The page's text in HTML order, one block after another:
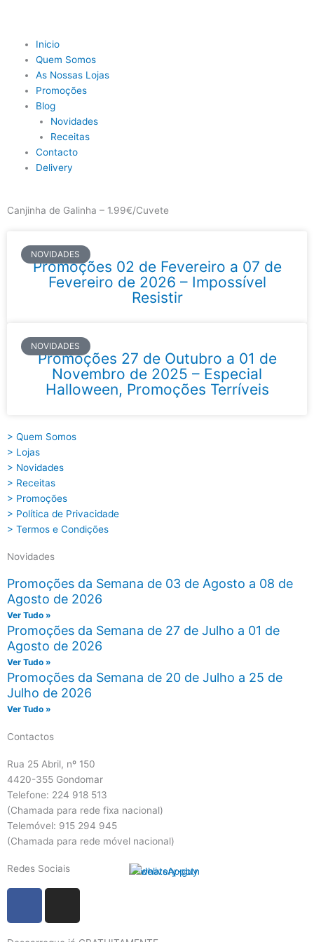
Main
Menu
Inicio
Quem Somos
As Nossas Lojas
Promoções
Blog
Novidades
Receitas
Contacto
Delivery
Canjinha de Galinha – 1.99€/Cuvete
NOVIDADES
Promoções 02 de Fevereiro a 07 de
Fevereiro de 2026 – Impossível
Resistir
NOVIDADES
Promoções 27 de Outubro a 01 de
Novembro de 2025 – Especial
Halloween, Promoções Terríveis
> Quem Somos
> Lojas
> Novidades
> Receitas
> Promoções
> Política de Privacidade
> Termos e Condições
Novidades
Promoções da Semana de 03 de Agosto a 08 de
Agosto de 2026
Ver Tudo »
Promoções da Semana de 27 de Julho a 01 de
Agosto de 2026
Ver Tudo »
Promoções da Semana de 20 de Julho a 25 de
Julho de 2026
Ver Tudo »
Contactos
Rua 25 Abril, nº 150
4420-355 Gondomar
Telefone: 224 918 513
(Chamada para rede fixa nacional)
Telemóvel: 915 294 945
(Chamada para rede móvel nacional)
Redes Sociais